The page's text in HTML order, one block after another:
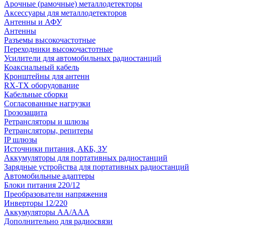
Арочные (рамочные) металлодетекторы
Аксессуары для металлодетекторов
Антенны и АФУ
Антенны
Разъемы высокочастотные
Переходники высокочастотные
Усилители для автомобильных радиостанций
Коаксиальный кабель
Кронштейны для антенн
RX-TX оборудование
Кабельные сборки
Согласованные нагрузки
Грозозащита
Ретрансляторы и шлюзы
Ретрансляторы, репитеры
IP шлюзы
Источники питания, АКБ, ЗУ
Аккумуляторы для портативных радиостанций
Зарядные устройства для портативных радиостанций
Автомобильные адаптеры
Блоки питания 220/12
Преобразователи напряжения
Инверторы 12/220
Аккумуляторы АА/ААА
Дополнительно для радиосвязи